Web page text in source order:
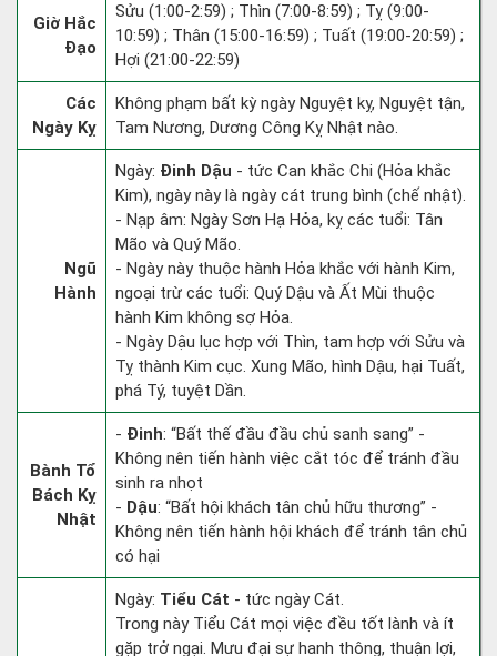
Giờ Hắc
Đạo
Sửu (1:00-2:59) ; Thìn (7:00-8:59) ; Tỵ (9:00-
10:59) ; Thân (15:00-16:59) ; Tuất (19:00-20:59) ;
Hợi (21:00-22:59)
Các
Ngày Kỵ
Không phạm bất kỳ ngày Nguyệt kỵ, Nguyệt tận,
Tam Nương, Dương Công Kỵ Nhật nào.
Ngũ
Hành
Ngày: Đinh Dậu - tức Can khắc Chi (Hỏa khắc
Kim), ngày này là ngày cát trung bình (chế nhật).
- Nạp âm: Ngày Sơn Hạ Hỏa, kỵ các tuổi: Tân
Mão và Quý Mão.
- Ngày này thuộc hành Hỏa khắc với hành Kim,
ngoại trừ các tuổi: Quý Dậu và Ất Mùi thuộc
hành Kim không sợ Hỏa.
- Ngày Dậu lục hợp với Thìn, tam hợp với Sửu và
Tỵ thành Kim cục. Xung Mão, hình Dậu, hại Tuất,
phá Tý, tuyệt Dần.
Bành Tổ
Bách Kỵ
Nhật
- Đinh: “Bất thế đầu đầu chủ sanh sang” -
Không nên tiến hành việc cắt tóc để tránh đầu
sinh ra nhọt
- Dậu: “Bất hội khách tân chủ hữu thương” -
Không nên tiến hành hội khách để tránh tân chủ
có hại
Ngày: Tiểu Cát - tức ngày Cát.
Trong này Tiểu Cát mọi việc đều tốt lành và ít
gặp trở ngại. Mưu đại sự hanh thông, thuận lợi,